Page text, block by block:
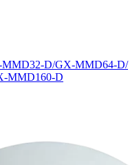
D/GX-MMD64-D/
MMD160-D